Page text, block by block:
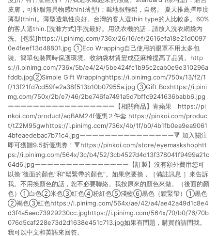
皮膚，可舒服無異物感thin(薄型)：戴地很輕鬆，自然。 夏天推薦擇厚度
薄型(thin)。薄型透氣性良好。台灣的客人選thin type的人比較多。60%
的客人選thin.[洗滌方式]手洗最好。用洗衣機的話，請放入洗衣網袋內
洗。[包裝]https://i.pinimg.com/736x/26/16/ef/2616efa18e21d0097
0e4feef13d48801.jpg ①Eco Wrapping自己使用的眼罩不用太多包
裝。簡單包裝同時保護環境。收納袋材質變成亞麻棉提高了品質。http
s://i.pinimg.com/736x/5b/e4/24/5be424fc1b95c2cab0e9e310296a
fddb.jpg②Simple Gift Wrappinghttps://i.pinimg.com/750x/13/f2/1
f/13f21fd7cd59fe2a38f513b10b07955a.jpg ③Gift Boxhttps://i.pini
mg.com/750x/2b/e7/46/2be746fa7491a5d7bffc9241636babb6.jpg
ーーーーーーーーーーーーーーーーー【相關商品】青蘋果 https://pi
nkoi.com/product/aqBAM24f優惠２件套 https://pinkoi.com/produc
t/tZ2M95gwhttps://i.pinimg.com/736x/4b/1f/b0/4b1fb0ea9ea9061
4bfeaedebac7b71c4.jpgーーーーーーーーーーーーーーー🔻 加入關注
即可獲贈9.5折優惠券！🔻https://pinkoi.com/store/eyemaskshophtt
ps://i.pinimg.com/564x/3c/b4/52/3cb4527d4d13f378041f9499a21c
64d6.jpgーーーーーーーーーーーーーーー【訂製】沒有額外費用您可
以換“後面的顏色”和“鬆緊帶的顏色”。如果您要換，［備註訊息 ］來告訴
我。不用換顏色的話，您不必要聯絡。我按原來的顏色來做。（後面的顏
色）①白色②米色③紅色④粉紅色⑤淺藍⑥黒色（鬆緊帶）①黒色
②褐色③紅色https://i.pinimg.com/564x/ae/42/a4/ae42a49d1c8e4
d3f4a5aec73929230cc.jpghttps://i.pinimg.com/564x/70/b0/76/70b
076d5caf228e73d2d1638e451c713.jpg如果有問題，購買前請問我。
我可以中文和英語來回答。